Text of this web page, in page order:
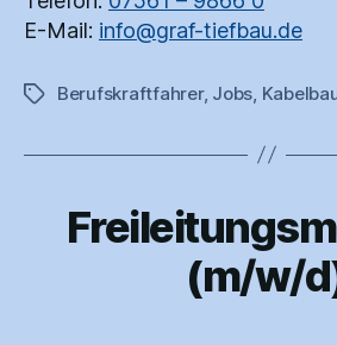
E-Mail: info@graf-tiefbau.de
Schlagwörter
Berufskraftfahrer, Jobs
(m/w/